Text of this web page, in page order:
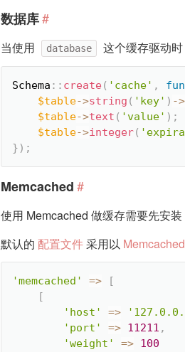
数据库#
当使用 database 这个缓存驱动
Schema :: create( 'cache' ,
$table->string ( 'key' ) ->
$table->text ( 'value' ) ;
$table->integer(
} ) ;
Memcached#
使用 Memcached 做缓存需要先安装
默认的 配置文件采用以
'memcached' =>
[
[
'host'
=>
'port'
=> 11211 ,
'weight'
=> 100